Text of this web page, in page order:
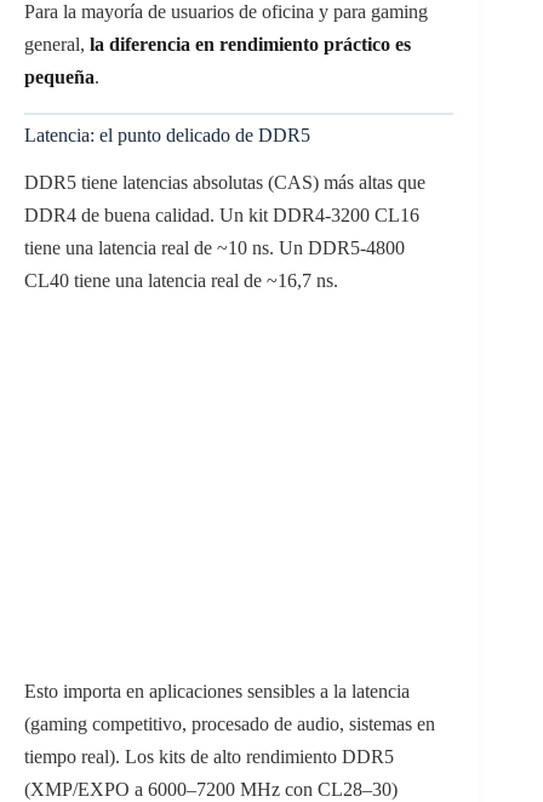
Para la mayoría de usuarios de oficina y para gaming
general, la diferencia en rendimiento práctico es
pequeña.
Latencia: el punto delicado de DDR5
DDR5 tiene latencias absolutas (CAS) más altas que
DDR4 de buena calidad. Un kit DDR4-3200 CL16
tiene una latencia real de ~10 ns. Un DDR5-4800
CL40 tiene una latencia real de ~16,7 ns.
Esto importa en aplicaciones sensibles a la latencia
(gaming competitivo, procesado de audio, sistemas en
tiempo real). Los kits de alto rendimiento DDR5
(XMP/EXPO a 6000–7200 MHz con CL28–30)